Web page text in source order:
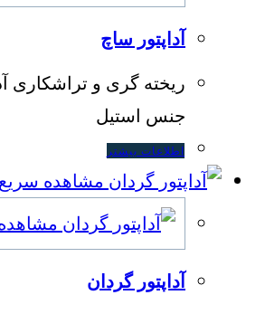
آداپتور ساچ
ریخته گری و تراشکاری
جنس استیل
اطلاعات بیشتر
مشاهده سریع
آداپتور گردان